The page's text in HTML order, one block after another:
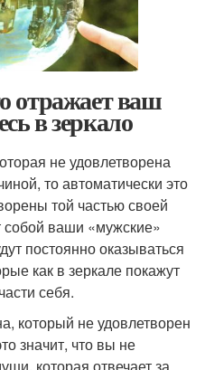
отражает ваш
в зеркало
не удовлетворена
то автоматически это
той частью своей
собой ваши «мужские»
постоянно оказываться
как в зеркале покажут
себя.
который не удовлетворен
значит, что вы не
которая отвечает за